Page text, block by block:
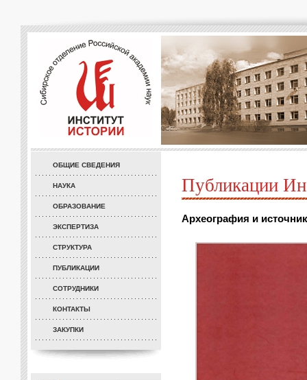
ОБЩИЕ СВЕДЕНИЯ
НАУКА
ОБРАЗОВАНИЕ
ЭКСПЕРТИЗА
СТРУКТУРА
ПУБЛИКАЦИИ
СОТРУДНИКИ
КОНТАКТЫ
ЗАКУПКИ
Публикации
Археография и